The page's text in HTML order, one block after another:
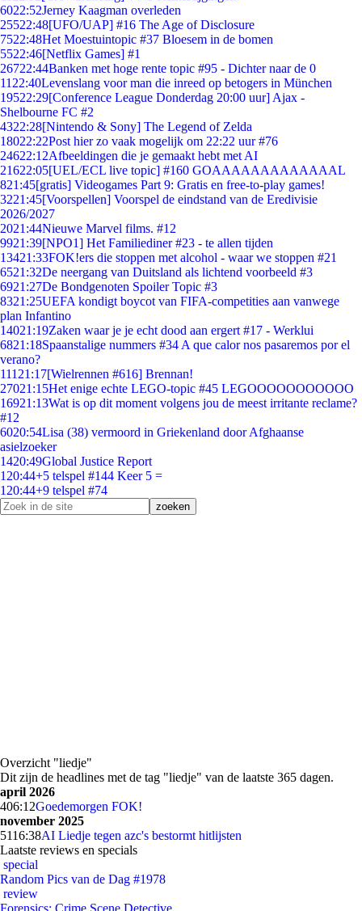
6022:52Jerney Kaagman overleden
25522:48[UFO/UAP] #16 The Age of Disclosure
7522:48Het Moestuintopic #37 Bloesem in de bomen
5522:46[Netflix Games] #1
26722:44Banken met hoge rente topic #95 - Dichter naar de 0
11 22:40Levenslang voor man die inreed op betogers in München
19522:29[Conference League Donderdag 20:00 uur] Ajax -
Shelbourne FC #2
4322:28[Nintendo & Sony] The Legend of Zelda
18022:22Post hier zo vaak mogelijk om 22:22 uur #76
24622:12Afbeeldingen die je gemaakt hebt met AI
21622:05[UEL/ECL live topic] #160 GOAAAAAAAAAAAAAL
821:45[gratis] Videogames Part 9: Gratis en free-to-play games!
3221:45[Voorspellen] Voorspel de eindstand van de Eredivisie
2026/2027
2021:44Nieuwe Marvel films. #12
9921:39[NPO1] Het Familiediner #23 - te allen tijden
13421:33FOK!ers die stoppen met alcohol - waar we stoppen #21
6521:32De neergang van Duitsland als lichtend voorbeeld #3
6921:27De Bondgenoten Spoiler Topic #3
8321:25UEFA kondigt boycot van FIFA-competities aan vanwege
plan Infantino
14021:19Zaken waar je je echt dood aan ergert #17 - Werklui
6821:18Spaanstalige nummers #34 A que calor nos pasaremos por el
verano?
111 21:17[Wielrennen #616] Brennan!
27021:15Het enige echte LEGO-topic #45 LEGOOOOOOOOOOO
16921:13Wat is op dit moment volgens jou de meest irritante reclame?
#12
6020:54Lisa (38) vermoord in Griekenland door Afghaanse
asielzoeker
1420:49Global Justice Report
1 20:44+5 telspel #144 Keer 5 =
1 20:44+9 telspel #74
Overzicht "liedje"
Dit zijn de headlines met de tag "liedje" van de laatste 365 dagen.
april 2026
406:12Goedemorgen FOK!
november 2025
5116:38AI Liedje tegen azc's bestormt hitlijsten
Laatste reviews en specials
special
Random Pics van de Dag #1978
review
Forensics: Crime Scene Detective